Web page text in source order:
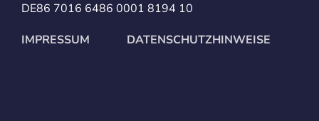
DE86 7016 6486 0001 8194 10
IMPRESSUM
DATENSCHUTZHINWEISE